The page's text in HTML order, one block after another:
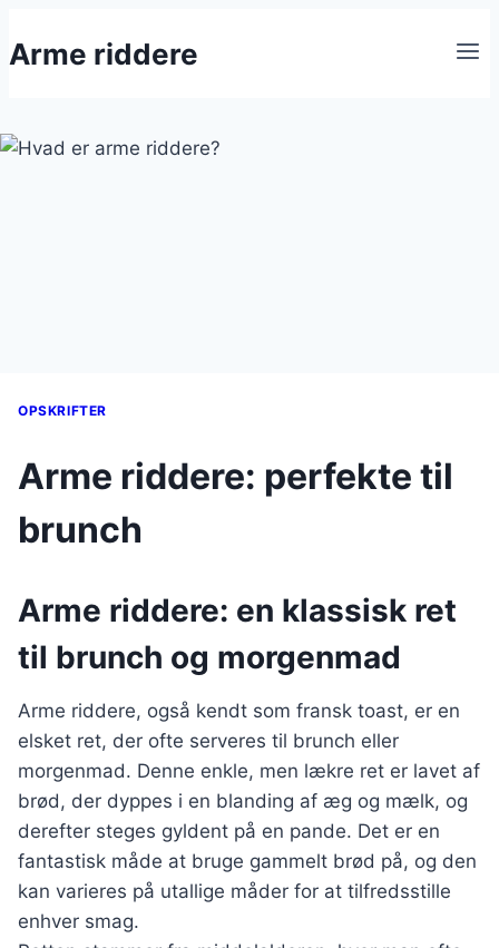
til
Arme riddere
OPSKRIFTER
Arme riddere: perfekte til
brunch
Arme riddere: en klassisk ret
til brunch og morgenmad
Arme riddere, også kendt som fransk toast, er en
elsket ret, der ofte serveres til brunch eller
morgenmad. Denne enkle, men lækre ret er lavet af
brød, der dyppes i en blanding af æg og mælk, og
derefter steges gyldent på en pande. Det er en
fantastisk måde at bruge gammelt brød på, og den
kan varieres på utallige måder for at tilfredsstille
enhver smag.